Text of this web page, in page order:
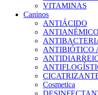
VITAMINAS
Caninos
ANTIÁCIDO
ANTIANÉMICO
ANTIBIÓTICO
Cosmetica